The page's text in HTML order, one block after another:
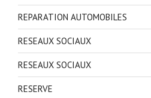
REPARATION AUTOMOBILES
RESEAUX SOCIAUX
RESEAUX SOCIAUX
RESERVE